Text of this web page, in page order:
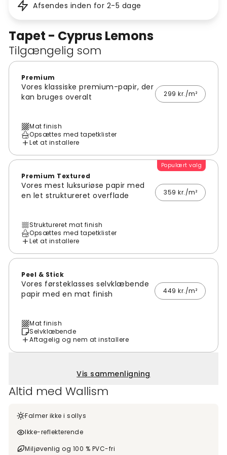
Tapet - Cyprus Lemons
Tilgængelig som
Premium
Vores klassiske premium-papir, der
kan bruges overalt
299 kr./m²
Mat finish
Opsættes med tapetklister
Let at installere
Populært valg
Premium Textured
Vores mest luksuriøse papir med
en let struktureret overflade
359 kr./m²
Struktureret mat finish
Opsættes med tapetklister
Let at installere
Peel & Stick
Vores førsteklasses selvklæbende
papir med en mat finish
449 kr./m²
Mat finish
Selvklæbende
Aftagelig og nem at installere
Vis sammenligning
Altid med Wallism
Falmer ikke i sollys
Ikke-reflekterende
Miljøvenlig og 100 % PVC-fri
Afsendes inden for 2-5 dage